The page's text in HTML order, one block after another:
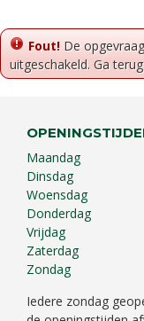
Fout! De
uitgeschakeld. Ga
Maandag
Dinsdag
Woensdag
Donderdag
Vrijdag
Zaterdag
Zondag
Iedere zondag